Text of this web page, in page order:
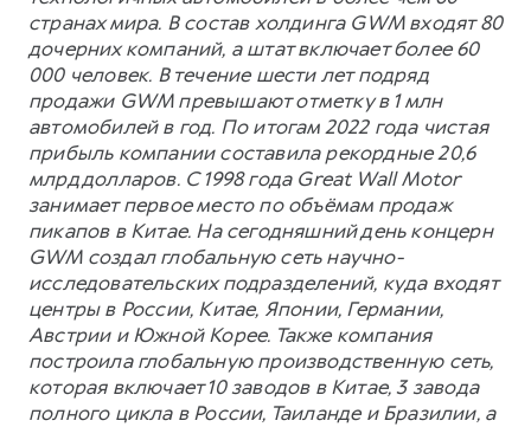
странах мира. В состав холдинга GWM входят 80
дочерних компаний, а штат включает более 60
000 человек. В течение шести лет подряд
продажи GWM превышают отметку в 1 млн
автомобилей в год. По итогам 2022 года чистая
прибыль компании составила рекордные 20,6
млрд долларов. С 1998 года Great Wall Motor
занимает первое место по объёмам продаж
пикапов в Китае. На сегодняшний день концерн
GWM создал глобальную сеть научно-
исследовательских подразделений, куда входят
центры в России, Китае, Японии, Германии,
Австрии и Южной Корее. Также компания
построила глобальную производственную сеть,
которая включает 10 заводов в Китае, 3 завода
полного цикла в России, Таиланде и Бразилии, а